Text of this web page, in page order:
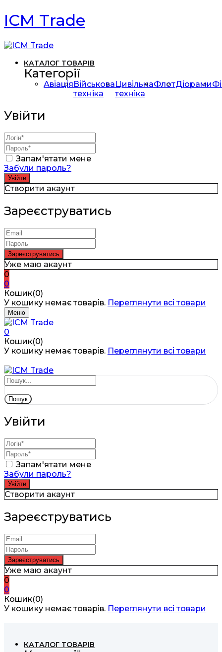
ICM Trade
КАТАЛОГ ТОВАРІВ
Категорії
АвіаціяВійськова
техніка
Цивільна
техніка
ФлотДіорами
Увійти
Запам'ятати мене
Забули пароль?
Створити акаунт
Зареєструватись
Уже маю акаунт
0
0
Кошик(0)
У кошику немає товарів. Переглянути всі товари
Меню
0
Кошик(0)
У кошику немає товарів. Переглянути всі товари
Пошук
Увійти
Запам'ятати мене
Забули пароль?
Створити акаунт
Зареєструватись
Уже маю акаунт
0
0
Кошик(0)
У кошику немає товарів. Переглянути всі товари
КАТАЛОГ ТОВАРІВ